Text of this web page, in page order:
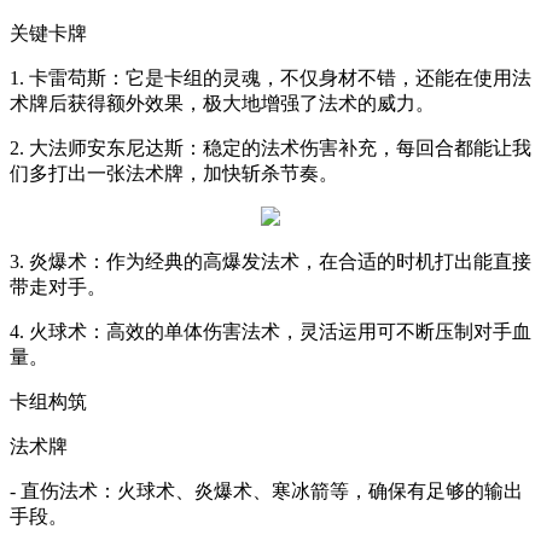
关键卡牌
1. 卡雷苟斯：它是卡组的灵魂，不仅身材不错，还能在使用法
术牌后获得额外效果，极大地增强了法术的威力。
2. 大法师安东尼达斯：稳定的法术伤害补充，每回合都能让我
们多打出一张法术牌，加快斩杀节奏。
3. 炎爆术：作为经典的高爆发法术，在合适的时机打出能直接
带走对手。
4. 火球术：高效的单体伤害法术，灵活运用可不断压制对手血
量。
卡组构筑
法术牌
- 直伤法术：火球术、炎爆术、寒冰箭等，确保有足够的输出
手段。